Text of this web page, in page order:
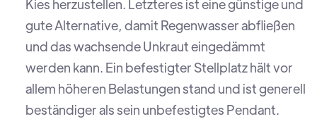
Kies herzustellen. Letzteres ist eine günstige und
gute Alternative, damit Regenwasser abfließen
und das wachsende Unkraut eingedämmt
werden kann. Ein befestigter Stellplatz hält vor
allem höheren Belastungen stand und ist generell
beständiger als sein unbefestigtes Pendant.